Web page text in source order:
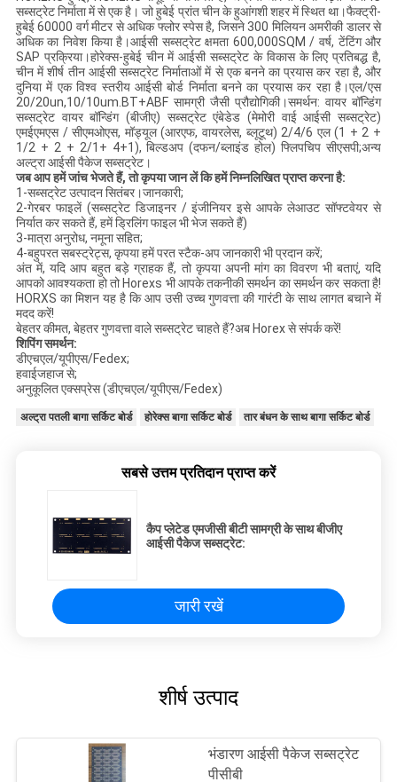
सब्सट्रेट निर्माता में से एक है। जो हुबेई प्रांत चीन के हुआंगशी शहर में स्थित था।फैक्ट्री-
हुबेई 60000 वर्ग मीटर से अधिक फ्लोर स्पेस है, जिसने 300 मिलियन अमरीकी डालर से
अधिक का निवेश किया है।आईसी सब्सट्रेट क्षमता 600,000SQM / वर्ष, टेंटिंग और
SAP प्रक्रिया।होरेक्स-हुबेई चीन में आईसी सब्सट्रेट के विकास के लिए प्रतिबद्ध है,
चीन में शीर्ष तीन आईसी सब्सट्रेट निर्माताओं में से एक बनने का प्रयास कर रहा है, और
दुनिया में एक विश्व स्तरीय आईसी बोर्ड निर्माता बनने का प्रयास कर रहा है।एल/एस
20/20un,10/10um.BT+ABF सामग्री जैसी प्रौद्योगिकी।समर्थन: वायर बॉन्डिंग
सब्सट्रेट वायर बॉन्डिंग (बीजीए) सब्सट्रेट एंबेडेड (मेमोरी वाई आईसी सब्सट्रेट)
एमईएमएस / सीएमओएस, मॉड्यूल (आरएफ, वायरलेस, ब्लूटूथ) 2/4/6 एल (1 + 2 +
1/2 + 2 + 2/1+ 4+1), बिल्डअप (दफन/ब्लाइंड होल) फ्लिपचिप सीएसपी;अन्य
अल्ट्रा आईसी पैकेज सब्सट्रेट।
जब आप हमें जांच भेजते हैं, तो कृपया जान लें कि हमें निम्नलिखित प्राप्त करना है:
1-सब्सट्रेट उत्पादन सितंबर।जानकारी;
2-गेरबर फाइलें (सब्सट्रेट डिजाइनर / इंजीनियर इसे आपके लेआउट सॉफ्टवेयर से
निर्यात कर सकते हैं, हमें ड्रिलिंग फाइल भी भेज सकते हैं)
3-मात्रा अनुरोध, नमूना सहित;
4-बहुपरत सबस्ट्रेट्स, कृपया हमें परत स्टैक-अप जानकारी भी प्रदान करें;
अंत में, यदि आप बहुत बड़े ग्राहक हैं, तो कृपया अपनी मांग का विवरण भी बताएं, यदि
आपको आवश्यकता हो तो Horexs भी आपके तकनीकी समर्थन का समर्थन कर सकता है!
HORXS का मिशन यह है कि आप उसी उच्च गुणवत्ता की गारंटी के साथ लागत बचाने में
मदद करें!
बेहतर कीमत, बेहतर गुणवत्ता वाले सब्सट्रेट चाहते हैं?अब Horex से संपर्क करें!
शिपिंग समर्थन:
डीएचएल/यूपीएस/Fedex;
हवाईजहाज से;
अनुकूलित एक्सप्रेस (डीएचएल/यूपीएस/Fedex)
अल्ट्रा पतली बागा सर्किट बोर्ड होरेक्स बागा सर्किट बोर्ड तार बंधन के साथ बागा सर्किट बोर्ड
सबसे उत्तम प्रतिदान प्राप्त करें
कैप प्लेटेड एमजीसी बीटी सामग्री के साथ बीजीए
आईसी पैकेज सब्सट्रेट:
जारी रखें
शीर्ष उत्पाद
भंडारण आईसी पैकेज सब्सट्रेट
पीसीबी